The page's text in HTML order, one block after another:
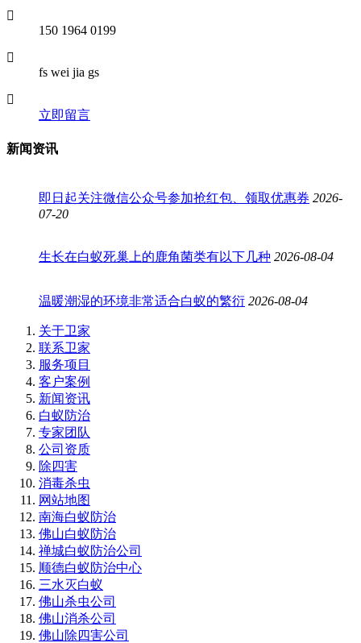
150 1964 0199
fs wei jia gs
立即留言
新闻资讯
即日起关注微信公众号参加抢红包、领取优惠券 2026-
07-20
生长在白蚁死巢上的鹿角菌类有以下几种 2026-08-04
温暖潮湿的环境非常适合白蚁的繁衍 2026-08-04
关于卫家
联系卫家
服务项目
客户案例
新闻资讯
白蚁防治
专家团队
公司资质
除四害
消毒杀虫
网站地图
南海白蚁防治
佛山白蚁防治
禅城白蚁防治公司
顺德白蚁防治中心
三水灭白蚁
佛山杀虫公司
佛山消杀公司
佛山除四害公司